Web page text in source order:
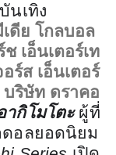
นเทิง
ดีย โกลบอล
เอ็นเตอร์เท
ร์ส เอ็นเตอร์
บริษัท ดราคอ
กิโมโตะผู้ที่
ดอลยอดนิยม